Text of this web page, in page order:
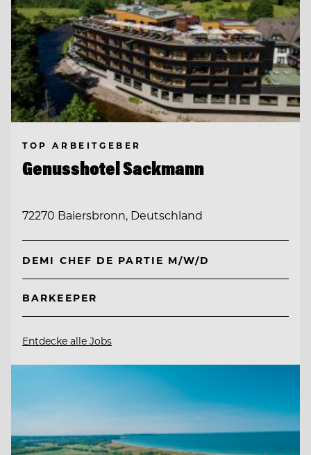
TOP ARBEITGEBER
Genusshotel Sackmann
72270 Baiersbronn, Deutschland
DEMI CHEF DE PARTIE M/W/D
BARKEEPER
Entdecke alle Jobs